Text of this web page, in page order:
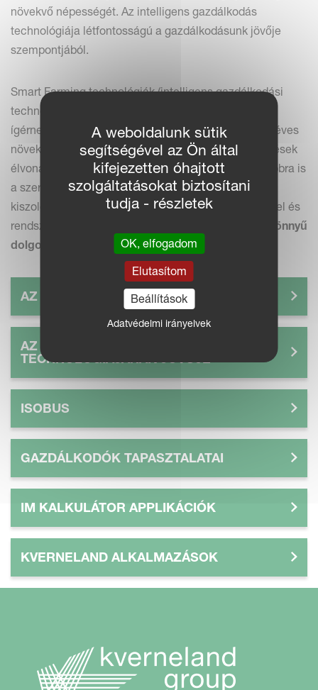
növekvő népességét. Az intelligens gazdálkodás
technológiája létfontosságú a gazdálkodásunk jövője
szempontjából.
Smart Farming technológiák (intelligens gazdálkodási
technológiák) hosszú távú növekedési lehetőséget
ígérnek a mezőgazdasági ágazaton belül, a becsült éves
növekedési ráta 10-20% közötti. Mivel ezen fejlesztések
élvonalába tartozunk, ez az egyértelmű célunk továbbra is
a szervezetünknél, de még ettől is fontosabb, hogy
kiszolgáljuk a gazdálkodókat a megfelelő eszközökkel és
rendszerekkel, melyek első osztályúak így
nagyon könnyű
dolgozni velük
AZ IM FARMING GAZDÁLKODÁSRÓL
AZ INTELLIGENS GAZDÁLKODÁS
TECHNOLÓGIÁJÁNAK JÖVŐJE
ISOBUS
GAZDÁLKODÓK TAPASZTALATAI
IM KALKULÁTOR APPLIKÁCIÓK
KVERNELAND ALKALMAZÁSOK
A weboldalunk sütik
segítségével az Ön által
kifejezetten óhajtott
szolgáltatásokat biztosítani
tudja - részletek
OK, elfogadom
Elutasítom
Beállítások
Adatvédelmi irányelvek